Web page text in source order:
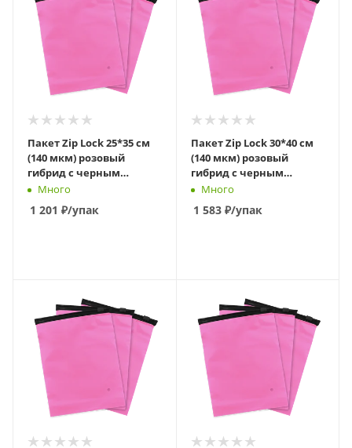
Пакет Zip Lock 25*35 см
(140 мкм) розовый
гибрид с черным
бегунком слайдер
Много
1 201 ₽/упак
Пакет Zip Lock 30*40 см
(140 мкм) розовый
гибрид с черным
бегунком слайдер
Много
1 583₽/упак